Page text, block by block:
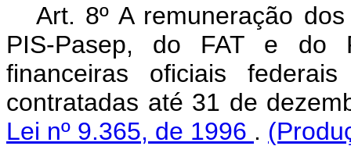
Art. 8º A remuneração
PIS-Pasep, do FAT e do
financeiras oficiais
contratadas até 31 de
Lei nº 9.365, de 1996 .